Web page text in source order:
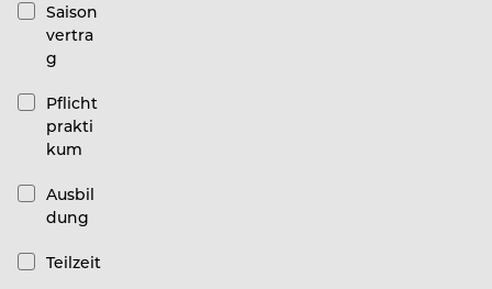
Saison
vertra
g
Pflicht
prakti
kum
Ausbil
dung
Teilzeit